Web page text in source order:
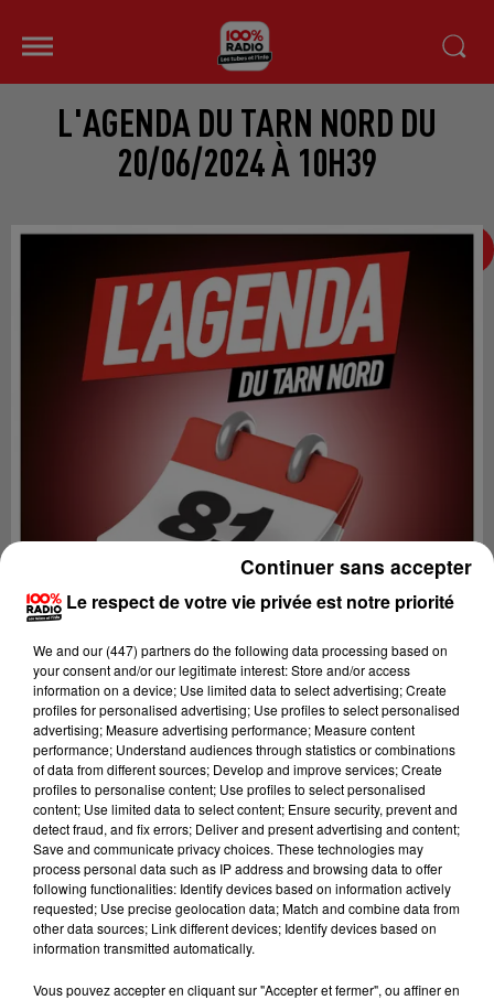
L'AGENDA DU TARN NORD DU
20/06/2024 À 10H39
Lecture (1 min 14 sec)
100%
100% Radio l'agenda du Tarn nord
Le respect de votre vie privée est notre priorité
We and our (447) partnersdo the following data processing based on
your consent and/or our legitimate interest: Store and/or access
information on a device; Use limited data to select advertising; Create
profiles for personalised advertising; Use profiles to select personalised
advertising; Measure advertising performance; Measure content
performance; Understand audiences through statistics or combinations
of data from different sources; Develop and improve services; Create
profiles to personalise content; Use profiles to select personalised
content; Use limited data to select content; Ensure security, prevent and
detect fraud, and fix errors; Deliver and present advertising and content;
Save and communicate privacy choices. These technologies may
process personal data such as IP address and browsing data to offer
following functionalities: Identify devices based on information actively
requested; Use precise geolocation data; Match and combine data from
other data sources; Link different devices; Identify devices based on
information transmitted automatically.
Vous pouvez accepter en cliquant sur "Accepter et fermer", ou affiner en
Continuer sans accepter